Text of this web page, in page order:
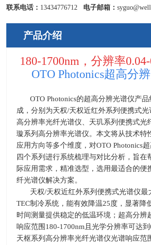
联系电话： 13434776712 电子邮箱：
产品介绍
180-1700nm，分辨率0.04-
OTO Photonics超高分
OTO Photonics的超高分辨光谱仪产
成，分别为天权/天权近红外系列便携式光
高分辨率光纤光谱仪、天玑系列便携式光
璇系列高分辨率光谱仪。本文将从技术特
应用方向等多个维度，对OTO Photonics
四个系列进行系统梳理与对比分析，旨在
际应用需求，精准选型，选用最适合的便
纤光谱仪解决方案。
天权/天权近红外系列便携式光谱仪最
TEC制冷系统，能有效降温25度，显著降
时间测量提供稳定的低温环境；超高分辨
响应范围 180-1700nm 且光学分辨率可达到
天枢系列高分辨率光纤光谱仪光谱响应范